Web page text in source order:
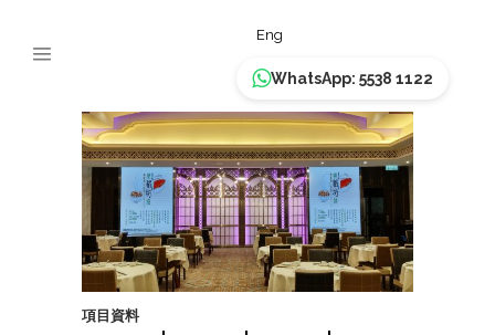
Eng
WhatsApp: 5538 1122
稻坊
項目資料